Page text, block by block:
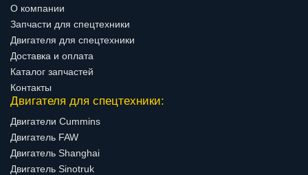
О компании
Запчасти для спецтехники
Двигателя для спецтехники
Доставка и оплата
Каталог запчастей
Контакты
Двигателя для спецтехники:
Двигатели Cummins
Двигатель FAW
Двигатель Shanghai
Двигатель Sinotruk